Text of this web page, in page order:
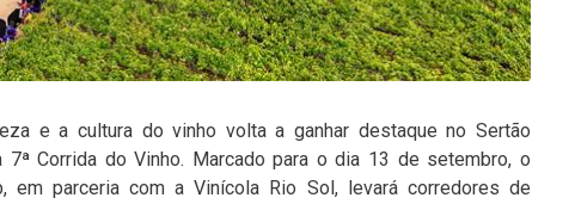
e a cultura do vinho volta a ganhar destaque no Sertão
7ª Corrida do Vinho. Marcado para o dia 13 de setembro, o
em parceria com a Vinícola Rio Sol, levará corredores de